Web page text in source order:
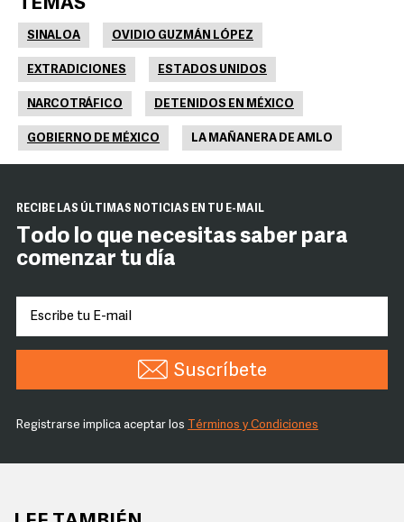
TEMAS
SINALOA OVIDIO GUZMÁN LÓPEZ
EXTRADICIONES ESTADOS UNIDOS
NARCOTRÁFICO DETENIDOS EN MÉXICO
GOBIERNO DE MÉXICO LA MAÑANERA DE AMLO
RECIBE LAS ÚLTIMAS NOTICIAS EN TU E-MAIL
Todo lo que necesitas saber para
comenzar tu día
Suscríbete
Registrarse implica aceptar los Términos y Condiciones